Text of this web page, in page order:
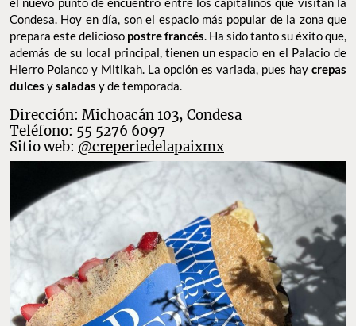
Condesa. Hoy en día, son el espacio más popular de la zona que
prepara este delicioso postre francés. Ha sido tanto su éxito que,
además de su local principal, tienen un espacio en el Palacio de
Hierro Polanco y Mitikah. La opción es variada, pues hay crepas
dulces ysaladas y de temporada.
Dirección: Michoacán 103, Condesa
Teléfono: 55 5276 6097
Sitio web: @creperiedelapaixmx